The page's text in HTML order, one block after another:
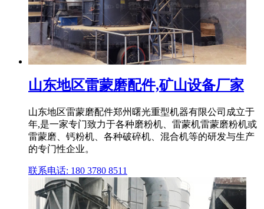
山东地区雷蒙磨配件,矿山设备厂家
山东地区雷蒙磨配件郑州曙光重型机器有限公司成立于
年,是一家专门致力于各种磨粉机、雷蒙机雷蒙磨粉机或
雷蒙磨、钙粉机、各种破碎机、混合机等的研发与生产
的专门性企业。
联系电话: 180 3780 8511